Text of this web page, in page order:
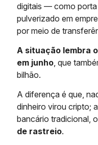
digitais — como porta
pulverizado em
por meio de
A situação lembra
em junho, que
bilhão.
A diferença é que,
dinheiro virou cripto;
bancário tradicional,
de rastreio.